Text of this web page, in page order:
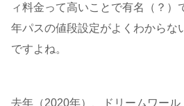
ィ料金って高いことで有名（？）
年パスの値段設定がよくわからな
ですよね。
去年（2020年）、ドリームワー